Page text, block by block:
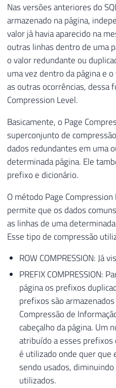
Nas versões anteriores do
armazenado na página,
valor já havia aparecido na
outras linhas dentro de uma
o valor redundante ou
uma vez dentro da página e
as outras ocorrências, dessa
Compression Level.
Basicamente, o Page
superconjunto de
dados redundantes em uma
determinada página. Ele
prefixo e dicionário.
O método Page
permite que os dados
as linhas de uma
Esse tipo de compressão
ROW COMPRESSION: Já
PREFIX COMPRESSION:
página os prefixos
prefixos são
Compressão de
cabeçalho da página. Um
atribuído a esses
é utilizado onde quer
sendo usados,
utilizados.